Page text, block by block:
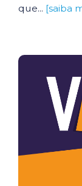
que... [saiba